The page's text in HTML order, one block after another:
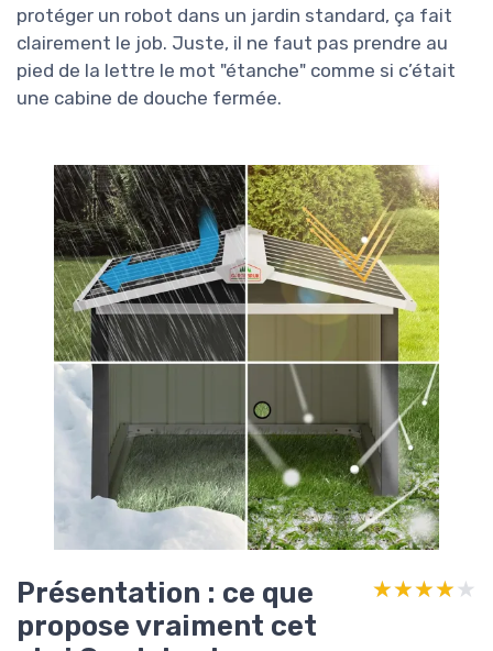
protéger un robot dans un jardin standard, ça fait
clairement le job. Juste, il ne faut pas prendre au
pied de la lettre le mot "étanche" comme si c’était
une cabine de douche fermée.
Présentation : ce que
propose vraiment cet
★★★★★
★★★★★